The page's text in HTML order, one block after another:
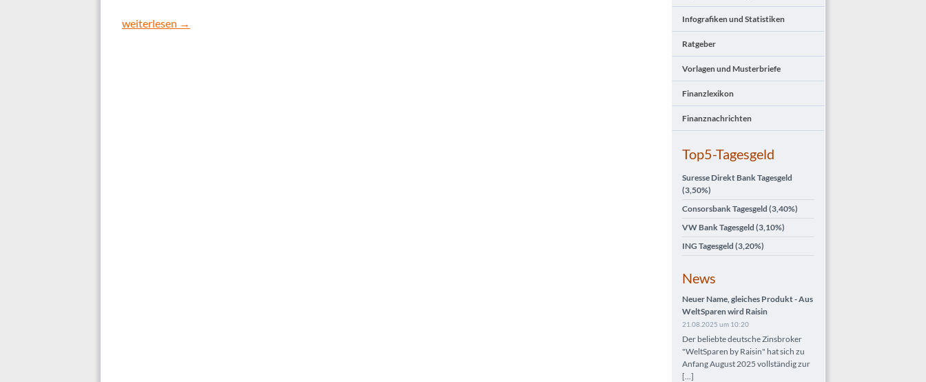
EU-Parlament unterstützt Lagarde als EZB-Präsidentin
weiterlesen → Infografiken und Statistiken
Ratgeber
Vorlagen und Musterbriefe
Finanzlexikon
Finanznachrichten
Top5-Tagesgeld
Suresse Direkt Bank Tagesgeld
(3,50%)
Consorsbank Tagesgeld (3,40%)
VW Bank Tagesgeld (3,10%)
ING Tagesgeld (3,20%)
News
Neuer Name, gleiches Produkt - Aus
WeltSparen wird Raisin
21.08.2025 um 10:20
Der beliebte deutsche Zinsbroker
"WeltSparen by Raisin" hat sich zu
Anfang August 2025 vollständig zur
[...]